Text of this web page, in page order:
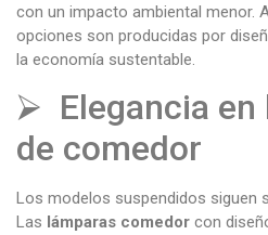
con un impacto ambiental menor.
opciones son producidas por
la economía sustentable.
⮚ Elegancia en
de comedor
Los modelos suspendidos siguen
Las lámparas comedor con